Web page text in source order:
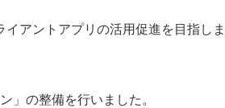
アントアプリの活用促進を目指しま
」の整備を行いました。